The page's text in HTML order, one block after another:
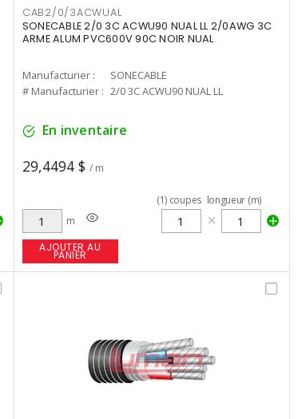
CAB2/0/3ACWUAL
SONECABLE 2/0 3C ACWU90 NUAL LL 2/0AWG 3C
ARME ALUM PVC600V 90C NOIR NUAL
Manufacturier :
SONECABLE
# Manufacturier : 2/0 3C ACWU90 NUAL LL
En inventaire
29,4494 $ / m
m
(1) coupes longueur (m)
AJOUTER AU
PANIER